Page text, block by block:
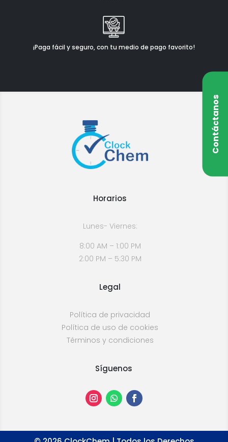
¡Paga fácil y seguro, con tu medio de pago favorito!
Contáctanos
Horarios
Lunes- Viernes:
8:00 AM – 1:00 PM
2:00 PM – 5:30 PM
Legal
Política de privacidad
Política de uso de cookies
Términos y condiciones
Síguenos